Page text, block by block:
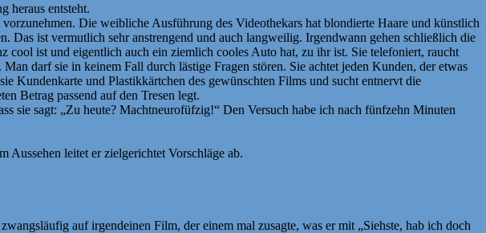
heraus entsteht.
Die weibliche Ausführung des Videothekars hat blondierte Haare und künstlich
Das ist vermutlich sehr anstrengend und auch langweilig. Irgendwann gehen schließlich die
cool ist und eigentlich auch ein ziemlich cooles Auto hat, zu ihr ist. Sie telefoniert, raucht
darf sie in keinem Fall durch lästige Fragen stören. Sie achtet jeden Kunden, der etwas
Kundenkarte und Plastikkärtchen des gewünschten Films und sucht entnervt die
Betrag passend auf den Tresen legt.
sie sagt: „Zu heute? Machtneurofüfzig!“ Den Versuch habe ich nach fünfzehn Minuten
leitet er zielgerichtet Vorschläge ab.
auf irgendeinen Film, der einem mal zusagte, was er mit „Siehste, hab ich doch